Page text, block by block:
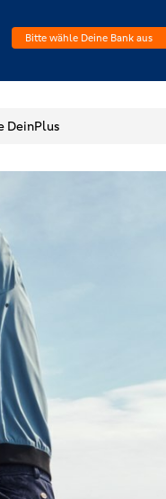
Bitte wähle Deine Bank aus